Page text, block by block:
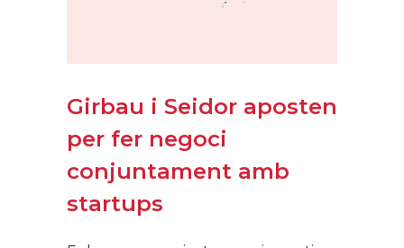
Girbau i Seidor aposten
per fer negoci
conjuntament amb
startups